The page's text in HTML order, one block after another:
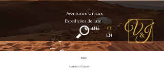
Aventuras Únicas
Expedições de Iate
Explore
NL
PT
EN
Início -
Aventuras Únicas -